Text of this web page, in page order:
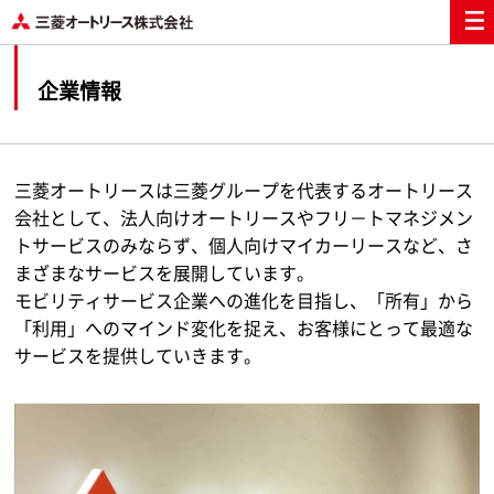
企業情報
三菱オートリースは三菱グループを代表するオートリース
会社として、法人向けオートリースやフリ－トマネジメン
トサービスのみならず、個人向けマイカーリースなど、さ
まざまなサービスを展開しています。
モビリティサービス企業への進化を目指し、「所有」から
「利用」へのマインド変化を捉え、お客様にとって最適な
サービスを提供していきます。